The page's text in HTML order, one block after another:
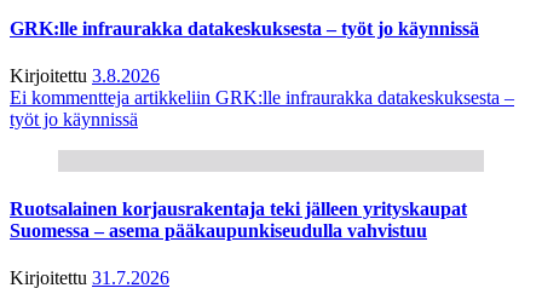
GRK:lle infraurakka datakeskuksesta – työt jo käynnissä
Kirjoitettu 3.8.2026
Ei kommentteja artikkeliin GRK:lle infraurakka datakeskuksesta –
työt jo käynnissä
Ruotsalainen korjausrakentaja teki jälleen yrityskaupat
Suomessa – asema pääkaupunkiseudulla vahvistuu
Kirjoitettu 31.7.2026